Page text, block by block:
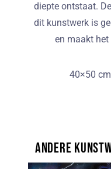
diepte ontstaat.
dit kunstwerk is
en maakt het
40×50
Andere